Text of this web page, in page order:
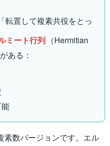
転置して複素共役をとっ
ミート行列 （Hermitian
ある：
素数バージョンです。エル